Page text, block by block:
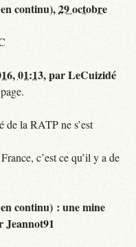
continu),29 octobre
01:13,parLeCuizidé
de la RATP ne s’est
c’est ce qu’il y a de
continu) : une mine
Jeannot91